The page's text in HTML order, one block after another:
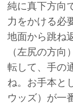
純に真下方向
力をかける必
地面から跳ね
（左尻の方
転して、手の
ね。お手本と
ウッズ）が一